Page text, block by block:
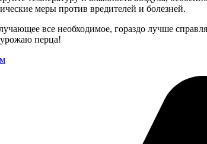
меры против вредителей и болезней.
все необходимое, гораздо лучше
перца!